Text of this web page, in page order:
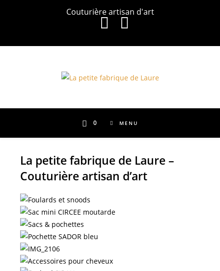
Couturière artisan d'art
0 MENU
La petite fabrique de Laure –
Couturière artisan d’art